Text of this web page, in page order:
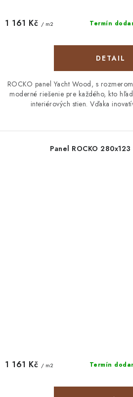
Termín
1 161 Kč / m2
DETAIL
ROCKO panel Yacht Wood, s
moderné riešenie pre každého, kto
interiérových stien. Vďaka
Panel ROCKO
Termín
1 161 Kč / m2